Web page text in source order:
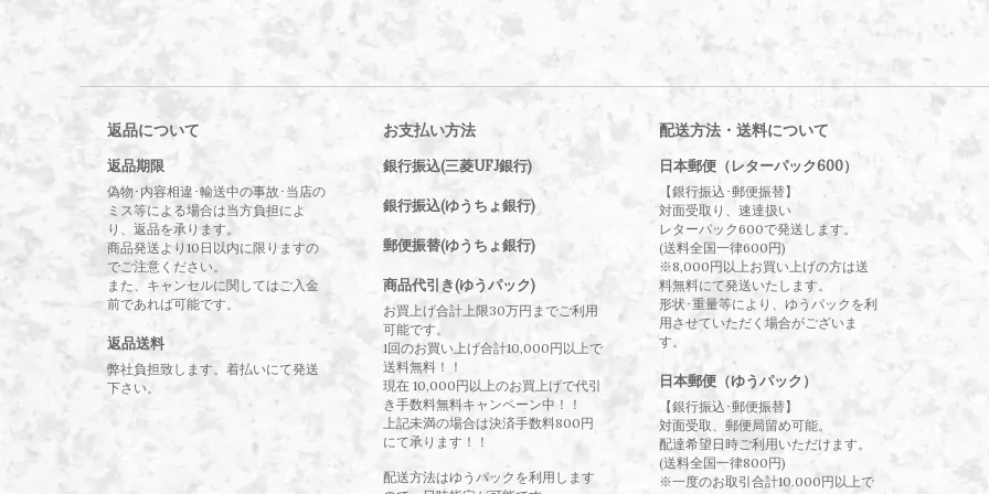
返品について
返品期限
偽物･内容相違･輸送中の事故･当店の
ミス等による場合は当方負担によ
り、返品を承ります。
商品発送より10日以内に限りますの
でご注意ください。
また、キャンセルに関してはご入金
前であれば可能です。
返品送料
弊社負担致します。着払いにて発送
下さい。
お支払い方法
銀行振込(三菱UFJ銀行)
銀行振込(ゆうちょ銀行)
郵便振替(ゆうちょ銀行)
商品代引き(ゆうパック)
お買上げ合計上限30万円までご利用
可能です。
1回のお買い上げ合計10,000円以上で
送料無料！！
現在 10,000円以上のお買上げで代引
き手数料無料キャンペーン中！！
上記未満の場合は決済手数料800円
にて承ります！！
配送方法はゆうパックを利用します
配送方法・送料について
日本郵便（レターパック600）
【銀行振込･郵便振替】
対面受取り、速達扱い
レターパック600で発送します。
(送料全国一律600円)
※8,000円以上お買い上げの方は送
料無料にて発送いたします。
形状･重量等により、ゆうパックを利
用させていただく場合がございま
す。
日本郵便（ゆうパック）
【銀行振込･郵便振替】
対面受取、郵便局留め可能。
配達希望日時ご利用いただけます。
(送料全国一律800円)
※一度のお取引合計10.000円以上で